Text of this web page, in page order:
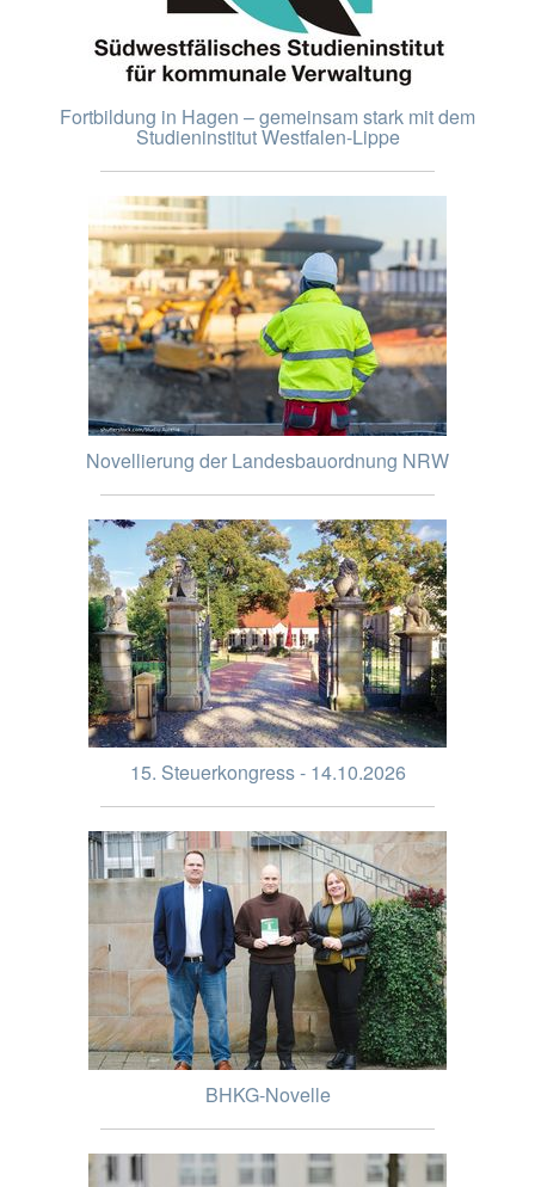
Fortbildung in Hagen – gemeinsam stark mit dem
Studieninstitut Westfalen-Lippe
Novellierung der Landesbauordnung NRW
15. Steuerkongress - 14.10.2026
BHKG-Novelle